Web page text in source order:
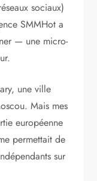
sociaux)
SMMHot a
— une micro-
une ville
Mais mes
européenne
permettait de
sur